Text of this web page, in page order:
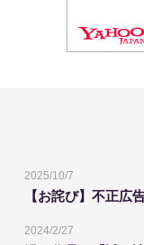
2025/10/7
【お詫び】不正広
2024/2/27